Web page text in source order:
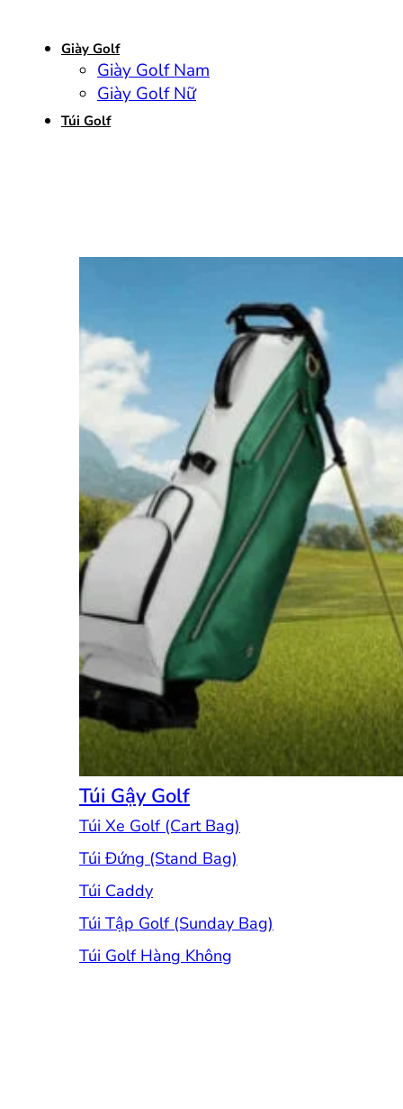
Giày Golf
Giày Golf Nam
Giày Golf Nữ
Túi Golf
Túi Gậy Golf
Túi Xe Golf (Cart Bag)
Túi Đứng (Stand Bag)
Túi Caddy
Túi Tập Golf (Sunday Bag)
Túi Golf Hàng Không